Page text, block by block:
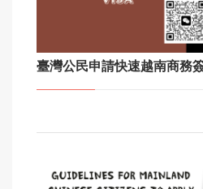
臺灣公民申請快速越南商務